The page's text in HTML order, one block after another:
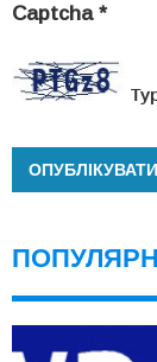
Captcha *